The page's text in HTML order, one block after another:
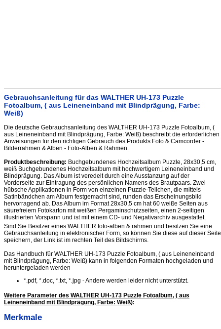
Gebrauchsanleitung für das WALTHER UH-173 Puzzle
Fotoalbum, ( aus Leineneinband mit Blindprägung, Farbe:
Weiß)
Die deutsche Gebrauchsanleitung des WALTHER UH-173 Puzzle Fotoalbum, (
aus Leineneinband mit Blindprägung, Farbe: Weiß) beschreibt die erforderlichen
Anweisungen für den richtigen Gebrauch des Produkts Foto & Camcorder -
Bilderrahmen & Alben - Foto-Alben & Rahmen.
Produktbeschreibung: Buchgebundenes Hochzeitsalbum Puzzle, 28x30,5 cm,
weiß Buchgebundenes Hochzeitsalbum mit hochwertigem Leineneinband und
Blindprägung. Das Album ist veredelt durch eine Ausstanzung auf der
Vorderseite zur Eintragung des persönlichen Namens des Brautpaars. Zwei
hübsche Applikationen in Form von einzelnen Puzzle-Teilchen, die mittels
Satinbändchen am Album festgemacht sind, runden das Erscheinungsbild
hervorragend ab. Das Album im Format 28x30,5 cm hat 60 weiße Seiten aus
säurefreiem Fotokarton mit weißen Pergaminschutzseiten, einen 2-seitigen
illustrierten Vorspann und ist mit einem CD- und Negativarchiv ausgestattet.
Sind Sie Besitzer eines WALTHER foto-alben & rahmen und besitzen Sie eine
Gebrauchsanleitung in elektronischer Form, so können Sie diese auf dieser Seite
speichern, der Link ist im rechten Teil des Bildschirms.
Das Handbuch für WALTHER UH-173 Puzzle Fotoalbum, ( aus Leineneinband
mit Blindprägung, Farbe: Weiß) kann in folgenden Formaten hochgeladen und
heruntergeladen werden
*.pdf, *.doc, *.txt, *.jpg - Andere werden leider nicht unterstützt.
Weitere Parameter des WALTHER UH-173 Puzzle Fotoalbum, ( aus
Leineneinband mit Blindprägung, Farbe: Weiß):
Merkmale